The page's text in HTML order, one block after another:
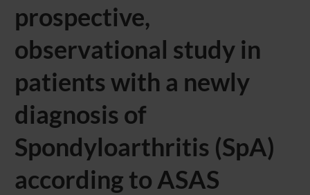
prospective,
observational study in
patients with a newly
diagnosis of
Spondyloarthritis (SpA)
according to ASAS